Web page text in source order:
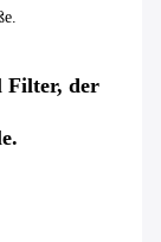
Filter, der